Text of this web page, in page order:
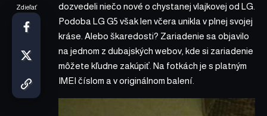
Zdieľať
dozvedeli niečo nové o chystanej vlajkovej od LG.
Podoba LG G5 však len včera unikla v plnej svojej
kráse . Alebo škaredosti? Zariadenie sa objavilo
na jednom z dubajských webov, kde si zariadenie
môžete kľudne zakúpiť. Na fotkách je s platným
IMEI číslom a v originálnom balení.